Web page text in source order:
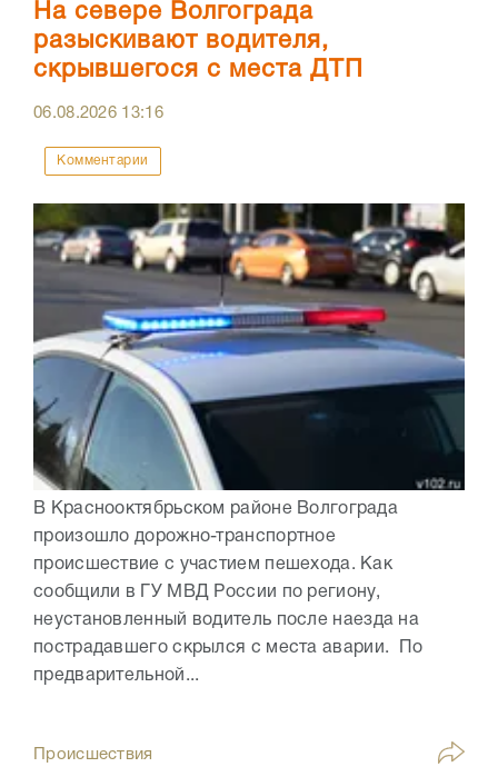
На севере Волгограда
разыскивают водителя,
скрывшегося с места ДТП
06.08.2026 13:16
Комментарии
В Краснооктябрьском районе Волгограда
произошло дорожно-транспортное
происшествие с участием пешехода. Как
сообщили в ГУ МВД России по региону,
неустановленный водитель после наезда на
пострадавшего скрылся с места аварии. По
предварительной...
Происшествия